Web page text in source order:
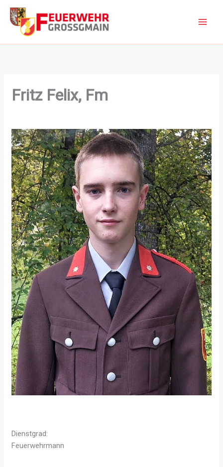
Zum
Inhalt
springen
Fritz Felix, Fm
Dienstgrad:
Feuerwehrmann